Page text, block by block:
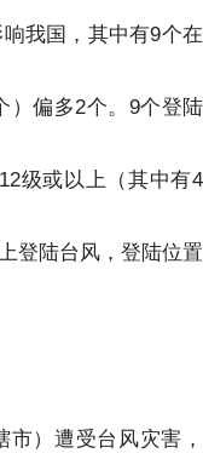
我国，其中有9个在
）偏多2个。9个登陆
级或以上（其中有4
登陆台风，登陆位置
）遭受台风灾害，